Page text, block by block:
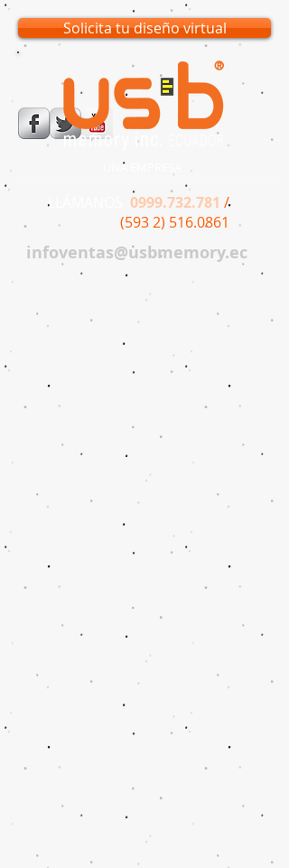
UNA EMPRESA
LLÁMANOS 0999.732.781 /
(593 2) 516.0861
infoventas@usbmemory.ec
Solicita tu diseño virtual